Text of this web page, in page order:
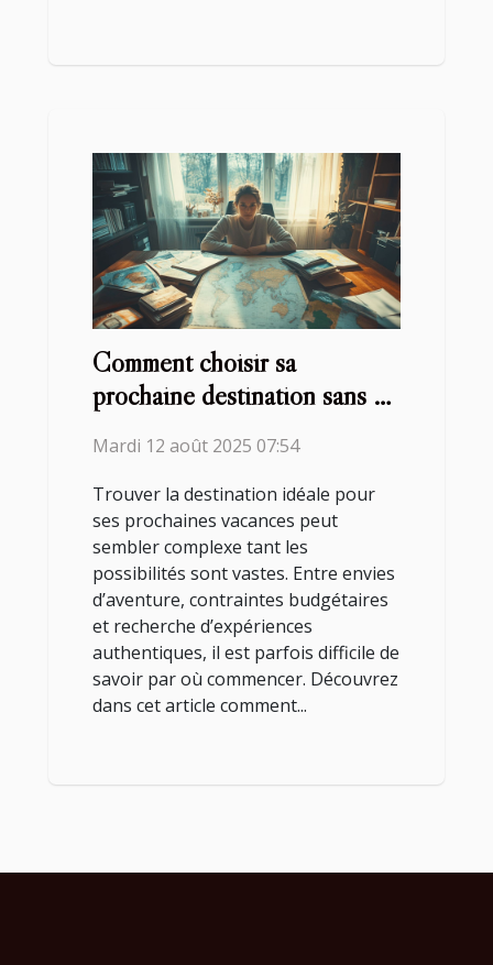
Comment choisir sa
prochaine destination sans se
Mardi 12 août 2025 07:54
Trouver la destination idéale pour
ses prochaines vacances peut
sembler complexe tant les
possibilités sont vastes. Entre envies
d’aventure, contraintes budgétaires
et recherche d’expériences
authentiques, il est parfois difficile de
savoir par où commencer. Découvrez
dans cet article comment...